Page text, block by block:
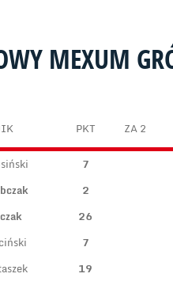
MEXUM
PKT ZA 2
7
2
26
7
19